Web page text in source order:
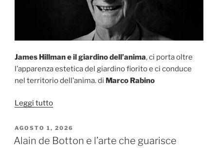
James Hillman e il giardino dell’anima, ci porta oltre
l’apparenza estetica del giardino fiorito e ci conduce
nel territorio dell’anima. di Marco Rabino
Leggi tutto“James
e
il
PUBBLICATO
IL
AGOSTO 1, 2026
Alain de Botton e l’arte che guarisce